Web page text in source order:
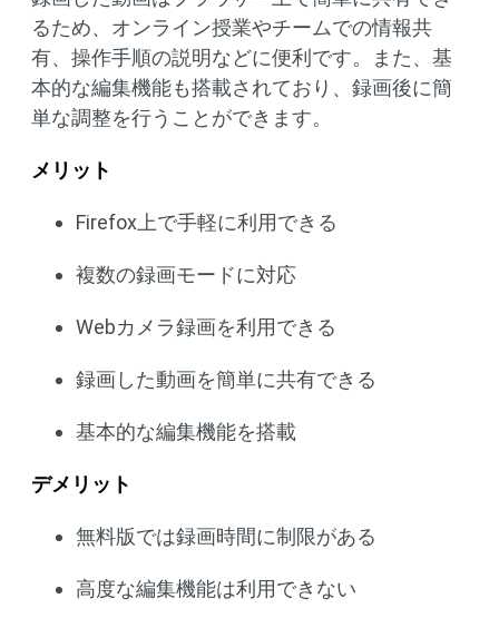
るため、オンライン授業やチームでの情報共
有、操作手順の説明などに便利です。また、基
本的な編集機能も搭載されており、録画後に簡
単な調整を行うことができます。
メリット
Firefox上で手軽に利用できる
複数の録画モードに対応
Webカメラ録画を利用できる
録画した動画を簡単に共有できる
基本的な編集機能を搭載
デメリット
無料版では録画時間に制限がある
高度な編集機能は利用できない